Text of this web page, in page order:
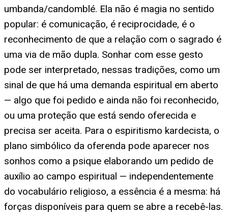
umbanda/candomblé. Ela não é magia no sentido
popular: é comunicação, é reciprocidade, é o
reconhecimento de que a relação com o sagrado é
uma via de mão dupla. Sonhar com esse gesto
pode ser interpretado, nessas tradições, como um
sinal de que há uma demanda espiritual em aberto
— algo que foi pedido e ainda não foi reconhecido,
ou uma proteção que está sendo oferecida e
precisa ser aceita. Para o espiritismo kardecista, o
plano simbólico da oferenda pode aparecer nos
sonhos como a psique elaborando um pedido de
auxílio ao campo espiritual — independentemente
do vocabulário religioso, a essência é a mesma: há
forças disponíveis para quem se abre a recebê-las.